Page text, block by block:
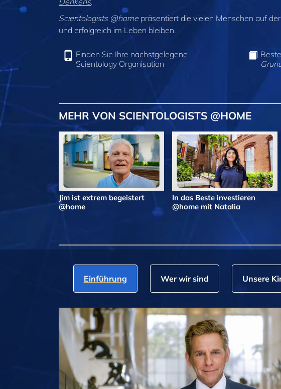
Scientologists @homepräsentiert die vielen Menschen auf
und erfolgreich im Leben bleiben.
Finden Sie Ihre nächstgelegene
Scientology Organisation
MEHR VON SCIENTOLOGISTS @HOME
Jim ist extrem begeistert
@home
In das Beste investieren
@home mit Natalia
Einführung Wer wir sind Unsere